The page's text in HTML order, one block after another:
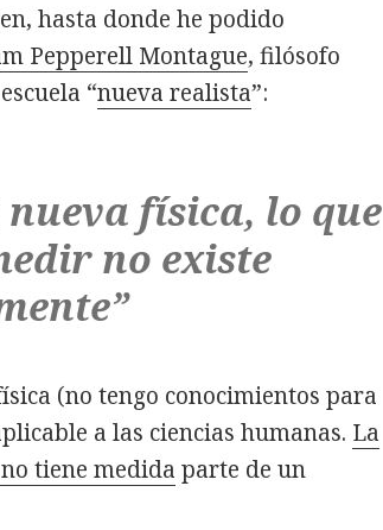
hasta donde he podido
Pepperell Montague, filósofo
“nueva realista”:
nueva física, lo que
no existe
(no tengo conocimientos para
a las ciencias humanas. La
tiene medida parte de un